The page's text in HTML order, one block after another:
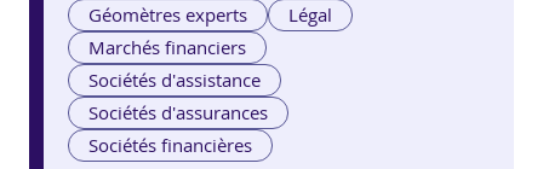
Géomètres experts
Légal
Marchés financiers
Sociétés d'assistance
Sociétés d'assurances
Sociétés financières